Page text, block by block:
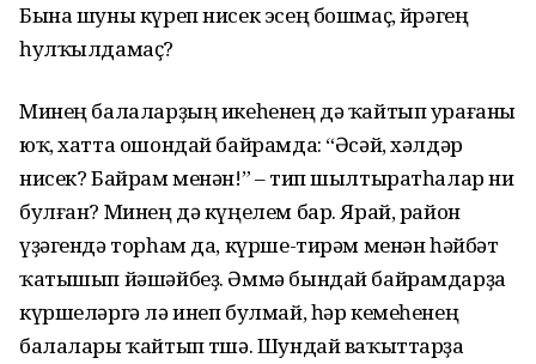
Бына шуны күреп нисек эсең бошмаҫ, йөрәгең
һулҡылдамаҫ?
Минең балаларҙың икеһенең дә ҡайтып урағаны
юҡ, хатта ошондай байрамда: “Әсәй, хәлдәр
нисек? Байрам менән!” – тип шылтыратһалар ни
булған? Минең дә күңелем бар. Ярай, район
үҙәгендә торһам да, күрше-тирәм менән һәйбәт
ҡатышып йәшәйбеҙ. Әммә бындай байрамдарҙа
күршеләргә лә инеп булмай, һәр кемеһенең
балалары ҡайтып төшә. Шундай ваҡыттарҙа